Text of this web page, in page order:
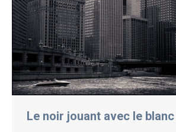
Le noir jouant avec le blanc